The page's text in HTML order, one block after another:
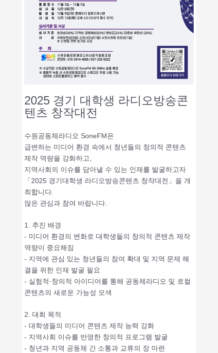
2025 경기 대학생 라디오방송콘
텐츠 창작대전
수원공동체라디오 SoneFM은
급변하는 미디어 환경 속에서 청년들의 창의적 콘텐츠
제작 역량을 강화하고,
지역사회의 이슈를 담아낼 수 있는 인재를 발굴하고자
「2025 경기대학생 라디오방송콘텐츠 창작대전」을 개
최합니다.
많은 관심과 참여 바랍니다.
1. 추진 배경
- 미디어 환경의 변화로 대학생들의 창의적 콘텐츠 제작
역량이 중요해짐
- 지역에 관심 있는 청년들의 참여 확대 및 지역 문제 해
결을 위한 인재 발굴 필요
- 실험적·창의적 아이디어를 통해 공동체라디오 및 로컬
콘텐츠의 새로운 가능성 모색
2. 대회 목적
- 대학생들의 미디어 콘텐츠 제작 능력 강화
- 지역사회 이슈를 반영한 창의적 프로그램 발굴
- 청년과 지역 공동체 간 소통과 교류의 장 마련